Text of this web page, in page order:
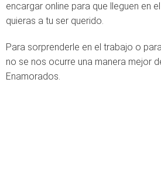
encargar online para que lleguen en
quieras a tu ser querido.
Para sorprenderle en el trabajo o
no se nos ocurre una manera mejor
Enamorados.